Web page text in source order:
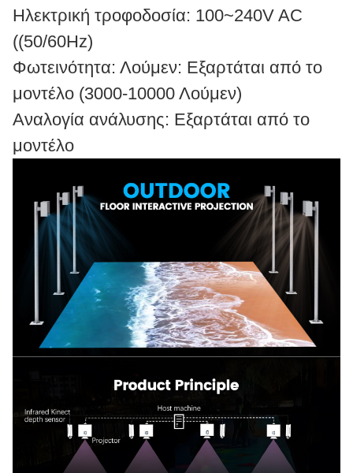
Ηλεκτρική τροφοδοσία: 100~240V AC
((50/60Hz)
Φωτεινότητα: Λούμεν: Εξαρτάται από το
μοντέλο (3000-10000 Λούμεν)
Αναλογία ανάλυσης: Εξαρτάται από το
μοντέλο